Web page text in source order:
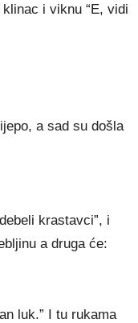
i viknu “E, vidi
a sad su došla
krastavci”, i
a druga će:
luk.” I tu rukama